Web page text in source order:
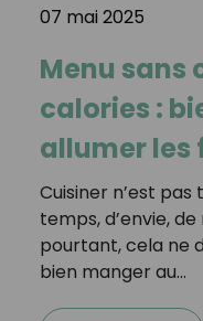
07 mai 2025
Menu sans
calories :
allumer les
Cuisiner n’est pas
temps, d’envie,
pourtant, cela ne
bien manger au…